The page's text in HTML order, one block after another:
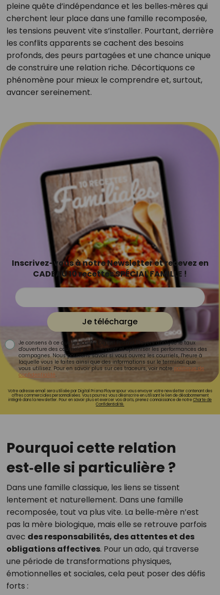
pleine quête d’indépendance et les belles‑mères qui
cherchent leur place dans une famille recomposée,
les tensions peuvent vite s’installer. Pourtant, derrière
les conflits apparents se cachent des besoins
profonds, des peurs partagées et une chance unique
de construire une relation riche. Décortiquons ce
phénomène pour mieux le comprendre et, surtout,
avancer sereinement.
Inscrivez-vous à notre Newsletter et recevez en
CADEAU 10 recettes SPÉCIAL FAMILLE !
Je télécharge
Je consens à ce que la société Digital Prisma Players analyse le taux
d'ouverture des courriels pour mesurer et optimiser les performances des
campagnes. Nous pourrons savoir si vous ouvrez les courriels, l'heure à
laquelle vous le faites ainsi que des informations sur le terminal que
vous utilisez. Pour en savoir plus sur ces traceurs, voir notre politique de
confidentialité.
Votre adresse email sera utilisée par Digital Prisma Playerspour vous envoyer votre newsletter contenant des
offres commerciales personnalisées. Vous pourrez vous désinscrire en utilisant le lien de désabonnement
intégré dans la newsletter. Pour en savoir plus et exercer vos droits, prenez connaissance de notreCharte de
Confidentialité.
Pourquoi cette relation
est‑elle si particulière ?
Dans une famille classique, les liens se tissent
lentement et naturellement. Dans une famille
recomposée, tout va plus vite. La belle‑mère n’est
pas la mère biologique, mais elle se retrouve parfois
avec des responsabilités, des attentes et des
obligations affectives. Pour un ado, qui traverse
une période de transformations physiques,
émotionnelles et sociales, cela peut poser des défis
forts :